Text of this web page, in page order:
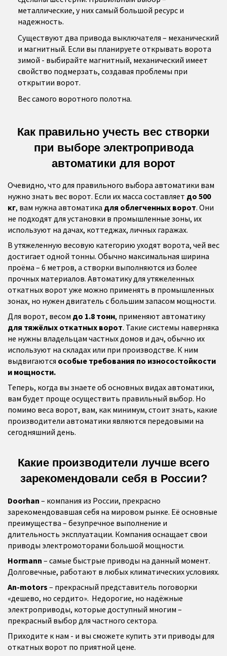
металлические, у них самый большой ресурс и
надежность.
Существуют два привода выключателя – механический
и магнитный. Если вы планируете открывать ворота
зимой - выбирайте магнитный, механический имеет
свойство подмерзать, создавая проблемы при
открытии ворот.
Вес самого воротного полотна.
Как правильно учесть вес створки
при выборе электропривода
автоматики для ворот
Очевидно, что для правильного выбора автоматики вам
нужно знать вес ворот. Если их масса составляет до 500
кг, вам нужна автоматика для облегченных ворот. Они
не подходят для установки в промышленные зоны, их
используют на дачах, коттеджах, личных гаражах.
В утяжеленную весовую категорию уходят ворота, чей вес
достигает одной тонны. Обычно максимальная ширина
проёма – 6 метров, а створки выполняются из более
прочных материалов. Автоматику для утяжеленных
откатных ворот уже можно применять в промышленных
зонах, но нужен двигатель с большим запасом мощности.
Для ворот, весом до 1.8 тонн, применяют автоматику
для тяжёлых откатных ворот. Такие системы наверняка
не нужны владельцам частных домов и дач, обычно их
используют на складах или при производстве. К ним
выдвигаются особые требования по износостойкости
и мощности.
Теперь, когда вы знаете об основных видах автоматики,
вам будет проще осуществить правильный выбор. Но
помимо веса ворот, вам, как минимум, стоит знать, какие
производители автоматики являются передовыми на
сегодняшний день.
Какие производители лучше всего
зарекомендовали себя в России?
Doorhan – компания из России, прекрасно
зарекомендовавшая себя на мировом рынке. Её основные
преимущества – безупречное выполнение и
длительность эксплуатации. Компания оснащает свои
приводы электромоторами большой мощности.
Hormann – самые быстрые приводы на данный момент.
Долговечные, работают в любых климатических условиях.
An-motors – прекрасный представитель поговорки
«дешево, но сердито». Недорогие, но надёжные
электроприводы, которые доступный многим –
прекрасный выбор для частного сектора.
Приходите к нам - и вы сможете купить эти приводы для
откатных ворот по приятной цене.